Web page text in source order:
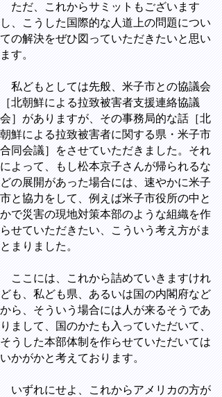
ただ、これからサミットもございます
し、こうした国際的な人道上の問題につい
ての解決をぜひ図っていただきたいと思い
ます。
私どもとしては先般、米子市との協議会
［北朝鮮による拉致被害者支援連絡協議
会］がありますが、その事務局的な話［北
朝鮮による拉致被害者に関する県・米子市
合同会議］をさせていただきました。それ
によって、もし松本京子さんが帰られるな
どの展開があった場合には、速やかに米子
市と協力をして、例えば米子市役所の中と
かで災害の現地対策本部のような組織を作
らせていただきたい、こういう考え方がま
とまりました。
ここには、これから詰めていきますけれ
ども、私ども県、あるいは国の内閣府など
から、そういう場合には人が来るそうであ
りまして、国のかたも入っていただいて、
そうした本部体制を作らせていただいては
いかがかと考えております。
いずれにせよ、これからアメリカの方が